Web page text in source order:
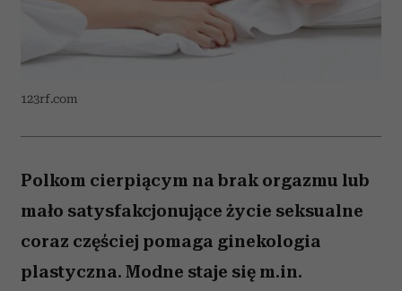
123rf.com
Polkom cierpiącym na brak orgazmu lub
mało satysfakcjonujące życie seksualne
coraz częściej pomaga ginekologia
plastyczna. Modne staje się m.in.